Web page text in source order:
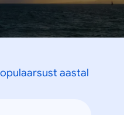
aastal